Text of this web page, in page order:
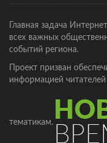
Главная задача
всех важных
событий региона.
Проект призван
информацией
тематикам.